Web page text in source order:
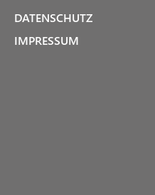
DATENSCHUTZ
IMPRESSUM